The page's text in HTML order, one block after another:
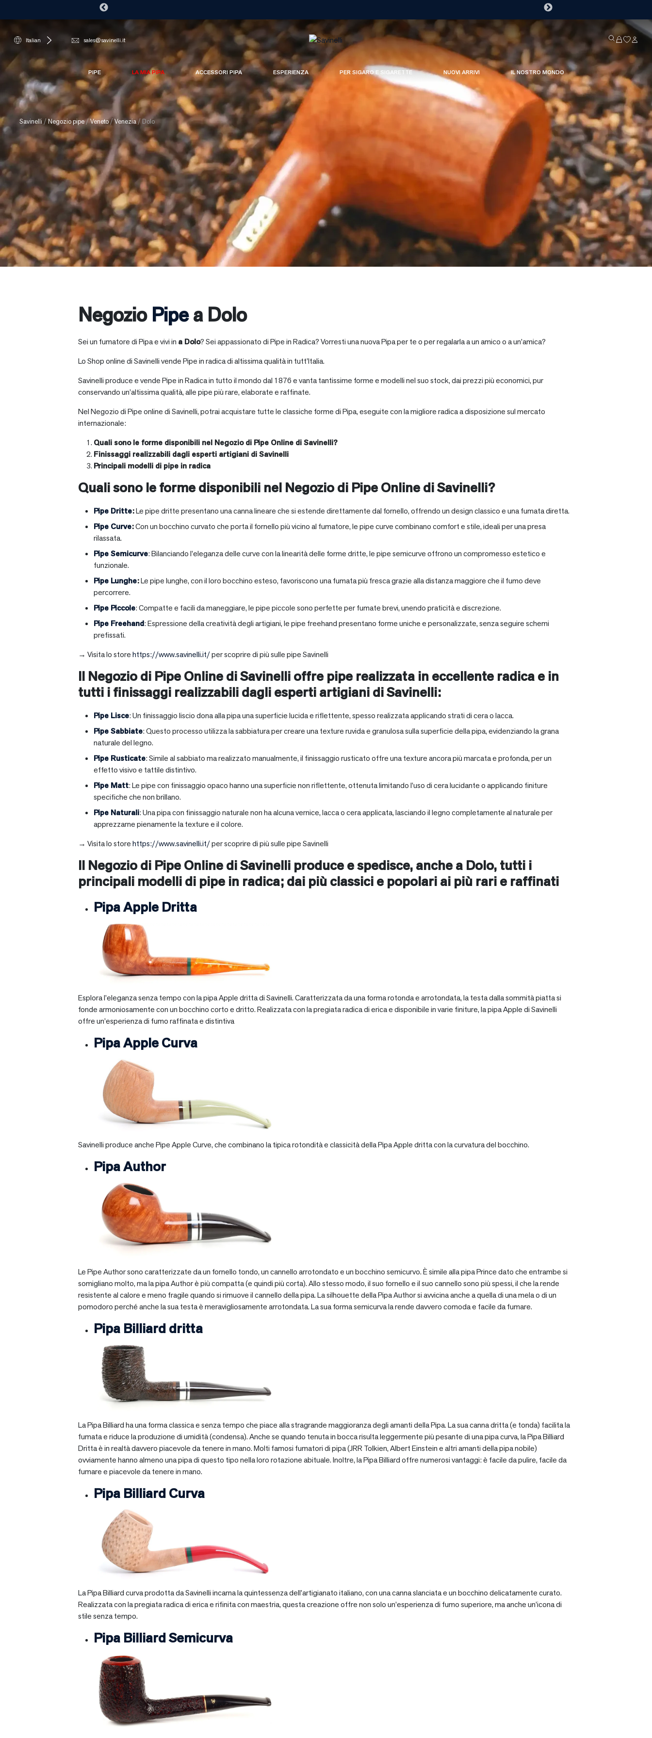
Italian sales@savinelli.it
PIPE LA MIA PIPA ACCESSORI PIPA ESPERIENZA PER SIGARO E SIGARETTE NUOVI ARRIVI IL NOSTRO MONDO
Savinelli / Negozio pipe/Veneto/Venezia/Dolo
Negozio Pipea Dolo
Sei un fumatore di Pipa e vivi in a Dolo? Sei appassionato di Pipe in Radica? Vorresti una nuova Pipa per te o per regalarla a un amico o a un’amica?
Lo Shop online di Savinelli vende Pipe in radica di altissima qualità in tutt’Italia.
Savinelli produce e vende Pipe in Radica in tutto il mondo dal 1876 e vanta tantissime forme e modelli nel suo stock, dai prezzi più economici, pur
conservando un’altissima qualità, alle pipe più rare, elaborate e raffinate.
Nel Negozio di Pipe online di Savinelli, potrai acquistare tutte le classiche forme di Pipa, eseguite con la migliore radica a disposizione sul mercato
internazionale:
Quali sono le forme disponibili nel Negozio di Pipe Online di Savinelli?
Finissaggi realizzabili dagli esperti artigiani di Savinelli
Principali modelli di pipe in radica
Quali sono le forme disponibili nel Negozio di Pipe Online di Savinelli?
Pipe Dritte:Le pipe dritte presentano una canna lineare che si estende direttamente dal fornello, offrendo un design classico e una fumata diretta.
Pipe Curve:Con un bocchino curvato che porta il fornello più vicino al fumatore, le pipe curve combinano comfort e stile, ideali per una presa
rilassata.
Pipe Semicurve: Bilanciando l’eleganza delle curve con la linearità delle forme dritte, le pipe semicurve offrono un compromesso estetico e
funzionale.
Pipe Lunghe:Le pipe lunghe, con il loro bocchino esteso, favoriscono una fumata più fresca grazie alla distanza maggiore che il fumo deve
percorrere.
Pipe Piccole: Compatte e facili da maneggiare, le pipe piccole sono perfette per fumate brevi, unendo praticità e discrezione.
Pipe Freehand: Espressione della creatività degli artigiani, le pipe freehand presentano forme uniche e personalizzate, senza seguire schemi
prefissati.
→ Visita lo storehttps://www.savinelli.it/per scoprire di più sulle pipe Savinelli
Il Negozio di Pipe Online di Savinelli offre pipe realizzata in eccellente radica e in
tutti i finissaggi realizzabili dagli esperti artigiani di Savinelli:
Pipe Lisce: Un finissaggio liscio dona alla pipa una superficie lucida e riflettente, spesso realizzata applicando strati di cera o lacca.
Pipe Sabbiate: Questo processo utilizza la sabbiatura per creare una texture ruvida e granulosa sulla superficie della pipa, evidenziando la grana
naturale del legno.
Pipe Rusticate: Simile al sabbiato ma realizzato manualmente, il finissaggio rusticato offre una texture ancora più marcata e profonda, per un
effetto visivo e tattile distintivo.
Pipe Matt: Le pipe con finissaggio opaco hanno una superficie non riflettente, ottenuta limitando l’uso di cera lucidante o applicando finiture
specifiche che non brillano.
Pipe Naturali: Una pipa con finissaggio naturale non ha alcuna vernice, lacca o cera applicata, lasciando il legno completamente al naturale per
apprezzarne pienamente la texture e il colore.
→ Visita lo storehttps://www.savinelli.it/per scoprire di più sulle pipe Savinelli
Il Negozio di Pipe Online di Savinelli produce e spedisce, anche a Dolo, tutti i
principali modelli di pipe in radica; dai più classici e popolari ai più rari e raffinati
Pipa Apple Dritta
Esplora l’eleganza senza tempo con la pipa Apple dritta di Savinelli. Caratterizzata da una forma rotonda e arrotondata, la testa dalla sommità piatta si
fonde armoniosamente con un bocchino corto e dritto. Realizzata con la pregiata radica di erica e disponibile in varie finiture, la pipa Apple di Savinelli
offre un’esperienza di fumo raffinata e distintiva
Pipa Apple Curva
Savinelli produce anche Pipe Apple Curve, che combinano la tipica rotondità e classicità della Pipa Apple dritta con la curvatura del bocchino.
Pipa Author
Le Pipe Author sono caratterizzate da un fornello tondo, un cannello arrotondato e un bocchino semicurvo. È simile alla pipa Prince dato che entrambe si
somigliano molto, ma la pipa Author è più compatta (e quindi più corta). Allo stesso modo, il suo fornello e il suo cannello sono più spessi, il che la rende
resistente al calore e meno fragile quando si rimuove il cannello della pipa. La silhouette della Pipa Author si avvicina anche a quella di una mela o di un
pomodoro perché anche la sua testa è meravigliosamente arrotondata. La sua forma semicurva la rende davvero comoda e facile da fumare.
Pipa Billiard dritta
La Pipa Billiard ha una forma classica e senza tempo che piace alla stragrande maggioranza degli amanti della Pipa. La sua canna dritta (e tonda) facilita la
fumata e riduce la produzione di umidità (condensa). Anche se quando tenuta in bocca risulta leggermente più pesante di una pipa curva, la Pipa Billiard
Dritta è in realtà davvero piacevole da tenere in mano. Molti famosi fumatori di pipa (JRR Tolkien, Albert Einstein e altri amanti della pipa nobile)
ovviamente hanno almeno una pipa di questo tipo nella loro rotazione abituale. Inoltre, la Pipa Billiard offre numerosi vantaggi: è facile da pulire, facile da
fumare e piacevole da tenere in mano.
Pipa Billiard Curva
La Pipa Billiard curva prodotta da Savinelli incarna la quintessenza dell’artigianato italiano, con una canna slanciata e un bocchino delicatamente curato.
Realizzata con la pregiata radica di erica e rifinita con maestria, questa creazione offre non solo un’esperienza di fumo superiore, ma anche un’icona di
stile senza tempo.
Pipa Billiard Semicurva